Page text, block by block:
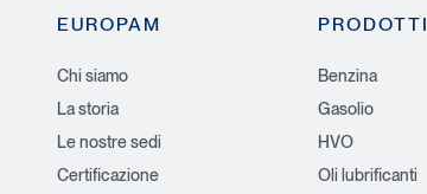
EUROPAM
Chi siamo
La storia
Le nostre sedi
Certificazione
PRODOTTI
Benzina
Gasolio
HVO
Oli lubrificanti